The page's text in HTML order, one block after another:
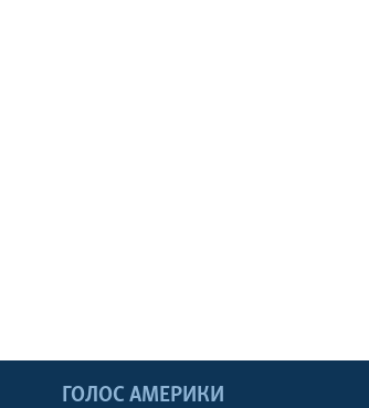
ГОЛОС АМЕРИКИ